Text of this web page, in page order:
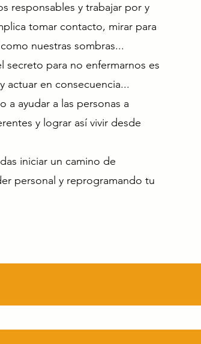
responsables y trabajar por y
tomar contacto, mirar para
nuestras sombras...
secreto para no enfermarnos es
actuar en consecuencia...
a ayudar a las personas a
y lograr así vivir desde
iniciar un camino de
personal y reprogramando tu